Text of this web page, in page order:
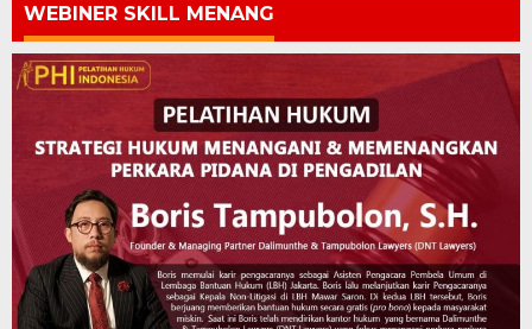
WEBINER SKILL MENANG